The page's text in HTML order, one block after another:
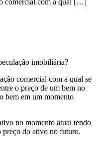
comercial com a qual […]
imobiliária?
comercial com a qual se
o preço de um bem no
bem em um momento
no momento atual tendo
preço do ativo no futuro.